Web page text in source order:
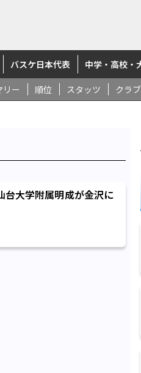
バスケ日本代表 中学・高校・
リー 順位 スタッツ
クラブ
台大学附属明成が金沢に